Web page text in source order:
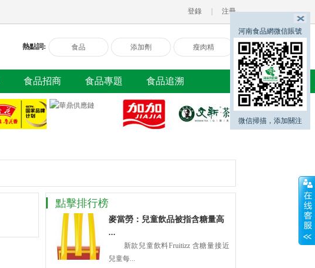
登錄 注冊
河南食品網微信賬號
微信掃描，添加關注
熱點詞: 食品 添加劑 瘦肉精
食品招商 食品專題 食品追溯
點擊排行榜
麥當勞：兒童飲品被指含糖量高
...
新款兒童飲料Fruitizz 含糖量接近
兒童每...